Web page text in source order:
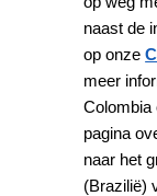
naast de
op onze
meer
Colombia
pagina
naar het
(Brazilië)